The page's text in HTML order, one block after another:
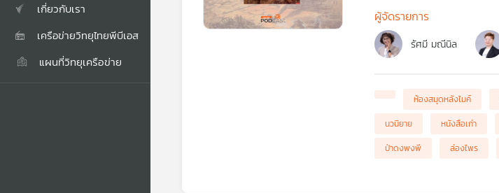
เกี่ยวกับเรา
เครือข่ายวิทยุไทยพีบีเอส
แผนที่วิทยุเครือข่าย
ผู้จัดรายการ
รัศมี มณีนิล
ห้องสมุดหลังไมค์
นวนิยาย
หนังสือเก่า
ป่าดงพงพี
ล่องไพร